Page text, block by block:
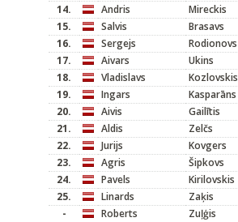
14.
Andris
Mireckis
15.
Salvis Brasavs
16.
Sergejs Rodionovs
17.
Aivars Ukins
18.
Vladislavs Kozlovskis
19.
Ingars Kasparāns
20.
Aivis Gailītis
21.
Aldis Zelčs
22.
Jurijs
Kovgers
23.
Agris Šipkovs
24.
Pavels
Kirilovskis
25.
Linards Zaķis
-
Roberts Zuļģis